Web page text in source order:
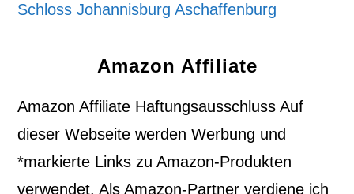
Schloss Johannisburg Aschaffenburg
Amazon Affiliate
Amazon Affiliate Haftungsausschluss Auf
dieser Webseite werden Werbung und
*markierte Links zu Amazon-Produkten
verwendet. Als Amazon-Partner verdiene ich